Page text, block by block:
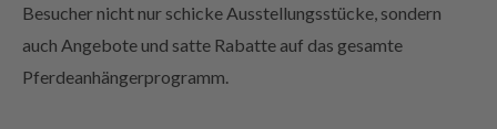
Besucher nicht nur schicke Ausstellungsstücke, sondern
auch Angebote und satte Rabatte auf das gesamte
Pferdeanhängerprogramm.